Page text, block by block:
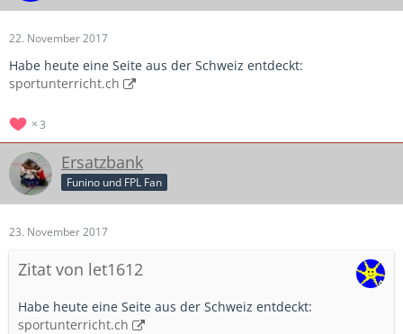
22. November 2017
Habe heute eine Seite aus der Schweiz entdeckt:
sportunterricht.ch
3
Ersatzbank
Funino und FPL Fan
23. November 2017
Zitat von let1612
Habe heute eine Seite aus der Schweiz entdeckt:
sportunterricht.ch